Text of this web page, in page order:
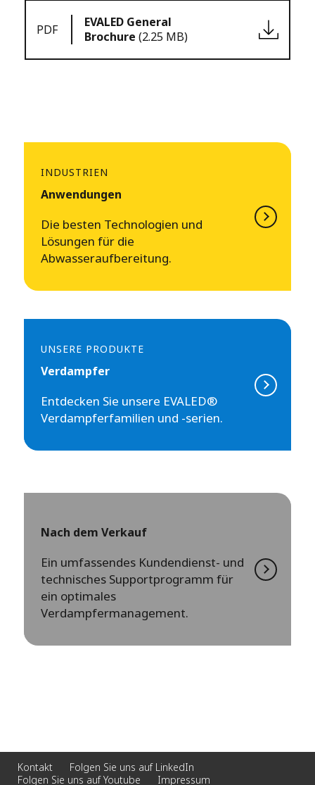
PDF
EVALED General
Brochure (2.25 MB)
INDUSTRIEN
Anwendungen
Die besten Technologien und
Lösungen für die
Abwasseraufbereitung.
UNSERE PRODUKTE
Verdampfer
Entdecken Sie unsere EVALED®
Verdampferfamilien und -serien.
Nach dem Verkauf
Ein umfassendes Kundendienst- und
technisches Supportprogramm für
ein optimales
Verdampfermanagement.
Kontakt
Folgen Sie uns auf LinkedIn
Folgen Sie uns auf Youtube
Impressum